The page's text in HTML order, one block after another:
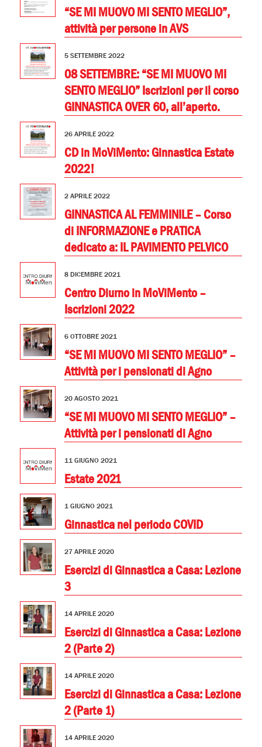
“SE MI MUOVO MI SENTO MEGLIO”,
attività per persone in AVS
5 SETTEMBRE 2022
08 SETTEMBRE: “SE MI MUOVO MI
SENTO MEGLIO” Iscrizioni per il corso
GINNASTICA OVER 60, all’aperto.
26 APRILE 2022
CD in MoViMento: Ginnastica Estate
2022!
2 APRILE 2022
GINNASTICA AL FEMMINILE – Corso
di INFORMAZIONE e PRATICA
dedicato a: IL PAVIMENTO PELVICO
8 DICEMBRE 2021
Centro Diurno in MoViMento –
Iscrizioni 2022
6 OTTOBRE 2021
“SE MI MUOVO MI SENTO MEGLIO” –
Attività per i pensionati di Agno
20 AGOSTO 2021
“SE MI MUOVO MI SENTO MEGLIO” –
Attività per i pensionati di Agno
11 GIUGNO 2021
Estate 2021
1 GIUGNO 2021
Ginnastica nel periodo COVID
27 APRILE 2020
Esercizi di Ginnastica a Casa: Lezione
3
14 APRILE 2020
Esercizi di Ginnastica a Casa: Lezione
2 (Parte 2)
14 APRILE 2020
Esercizi di Ginnastica a Casa: Lezione
2 (Parte 1)
14 APRILE 2020